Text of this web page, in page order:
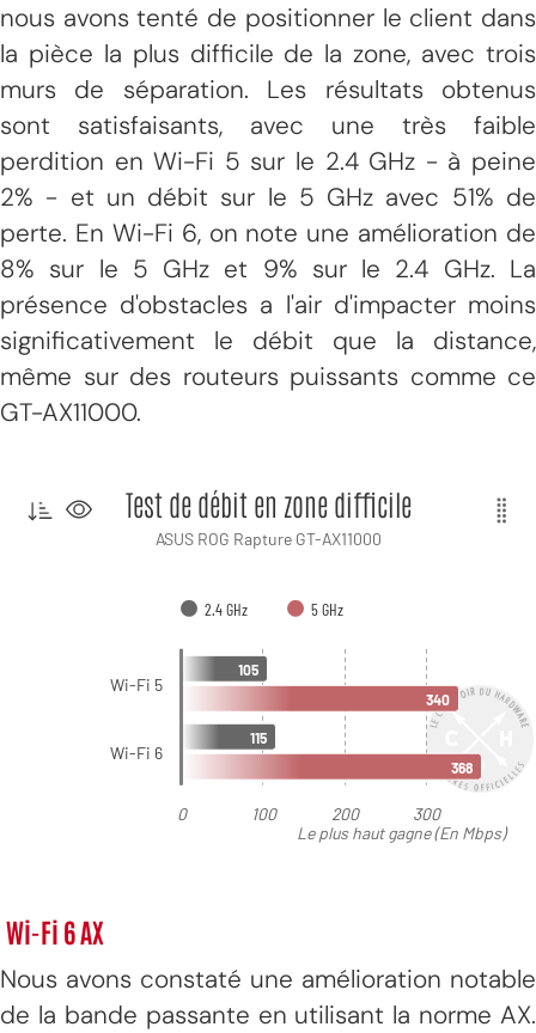
nous avons tenté de positionner le client dans
la pièce la plus difficile de la zone, avec trois
murs de séparation. Les résultats obtenus
sont satisfaisants, avec une très faible
perdition en Wi-Fi 5 sur le 2.4 GHz - à peine
2% - et un débit sur le 5 GHz avec 51% de
perte. En Wi-Fi 6, on note une amélioration de
8% sur le 5 GHz et 9% sur le 2.4 GHz. La
présence d'obstacles a l'air d'impacter moins
significativement le débit que la distance,
même sur des routeurs puissants comme ce
GT-AX11000.
Wi-Fi 6 AX
Nous avons constaté une amélioration notable
de la bande passante en utilisant la norme AX.